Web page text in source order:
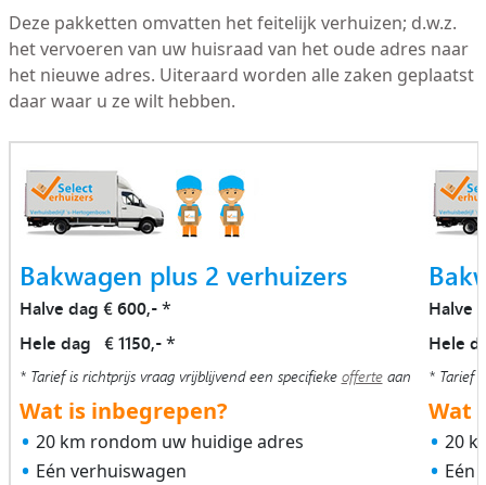
Deze pakketten omvatten het feitelijk verhuizen; d.w.z.
het vervoeren van uw huisraad van het oude adres naar
het nieuwe adres. Uiteraard worden alle zaken geplaatst
daar waar u ze wilt hebben.
Bakwagen plus 2 verhuizers
Halve dag € 600,-*
Hele dag € 1150,-*
* Tarief is richtprijs vraag vrijblijvend een specifieke offerteaan
Wat is inbegrepen?
20 km rondom uw huidige adres
Eén verhuiswagen
Halve
Hele
* Tarief
Wat
20
Eén